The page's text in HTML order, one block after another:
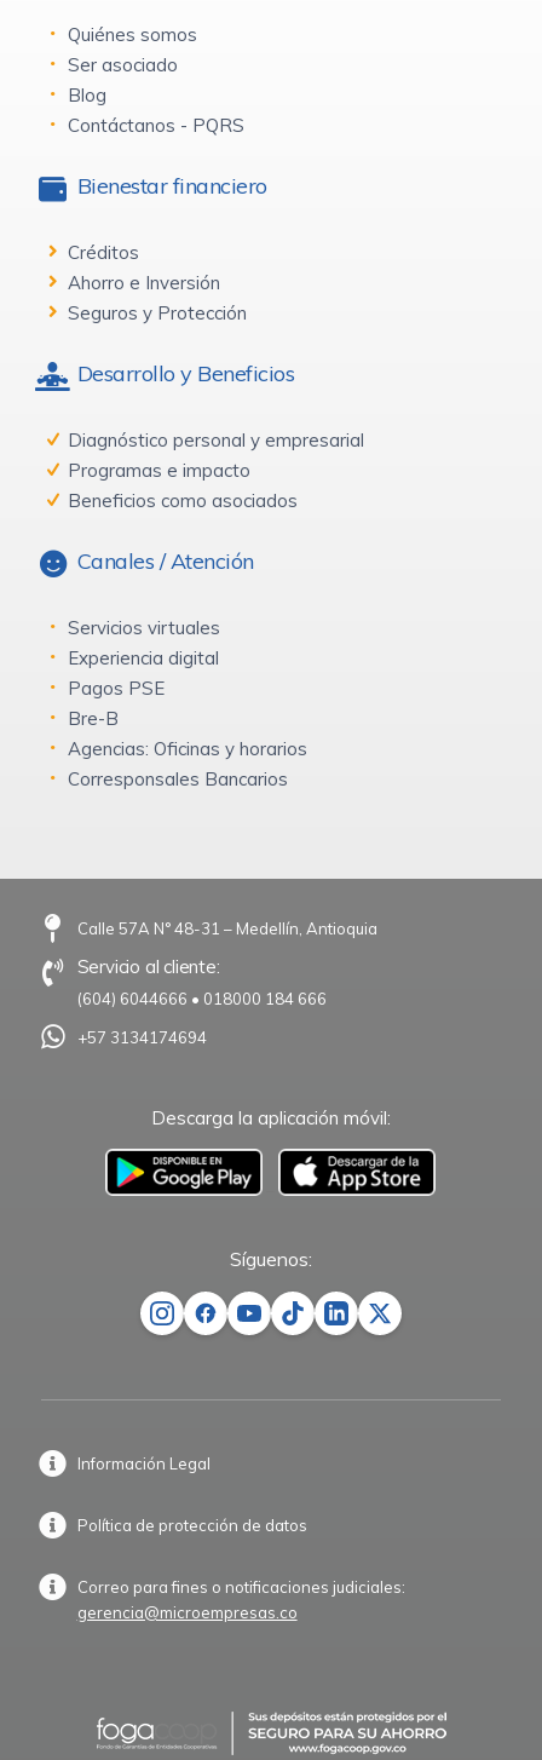
Quiénes somos
Ser asociado
Blog
Contáctanos - PQRS
Bienestar financiero
Créditos
Ahorro e Inversión
Seguros y Protección
Desarrollo y Beneficios
Diagnóstico personal y empresarial
Programas e impacto
Beneficios como asociados
Canales / Atención
Servicios virtuales
Experiencia digital
Pagos PSE
Bre-B
Agencias: Oficinas y horarios
Corresponsales Bancarios
Calle 57A N° 48-31 – Medellín, Antioquia
Servicio al cliente:
(604) 6044666 • 018000 184 666
+57 3134174694
Descarga la aplicación móvil:
–
Síguenos:
Información Legal
Política de protección de datos
Correo para fines o notificaciones judiciales:
gerencia@microempresas.co